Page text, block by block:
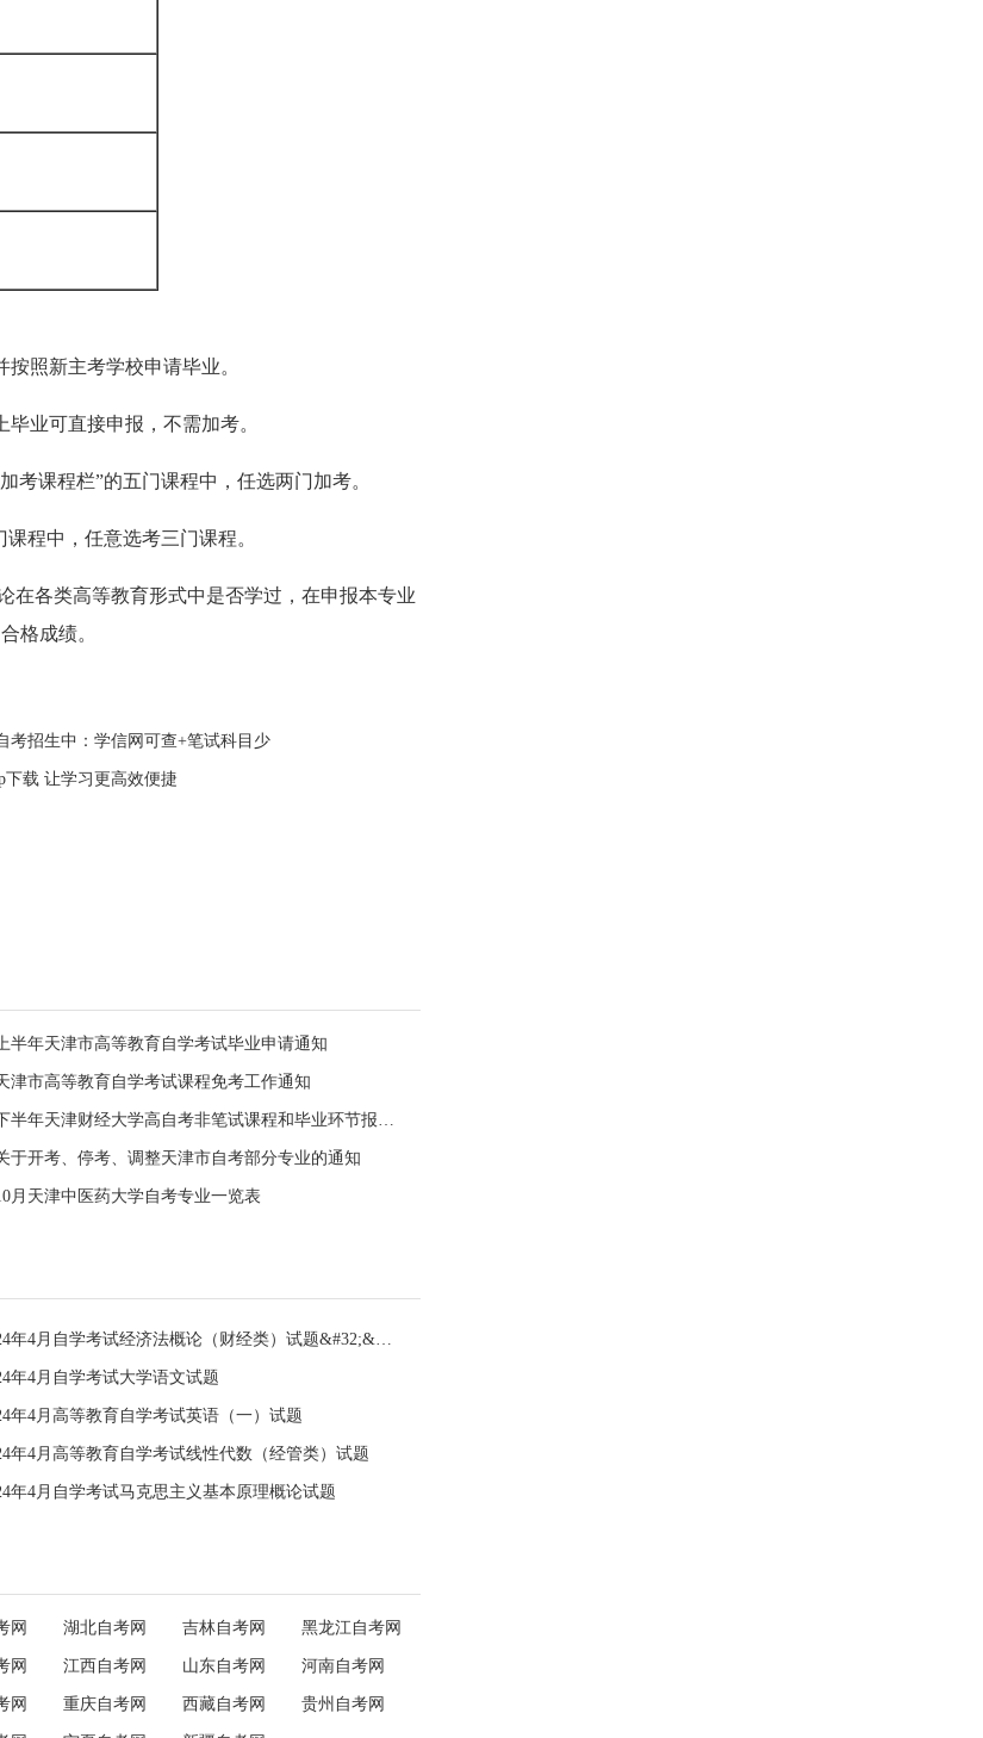
照新主考学校申请毕业。
业可直接申报，不需加考。
课程栏”的五门课程中，任选两门加考。
程中，任意选考三门课程。
各类高等教育形式中是否学过，在申报本专业
格成绩。
考招生中：学信网可查+笔试科目少
下载 让学习更高效便捷
半年天津市高等教育自学考试毕业申请通知
津市高等教育自学考试课程免考工作通知
2024年下半年天津财经大学高自考非笔试课程和毕业环节报考通知
于开考、停考、调整天津市自考部分专业的通知
月天津中医药大学自考专业一览表
全国2024年4月自学考试经济法概论（财经类）试题&#32;&#32;
年4月自学考试大学语文试题
年4月高等教育自学考试英语（一）试题
年4月高等教育自学考试线性代数（经管类）试题
年4月自学考试马克思主义基本原理概论试题
网 湖北自考网 吉林自考网 黑龙江自考网
网 江西自考网 山东自考网 河南自考网
网 重庆自考网 西藏自考网 贵州自考网